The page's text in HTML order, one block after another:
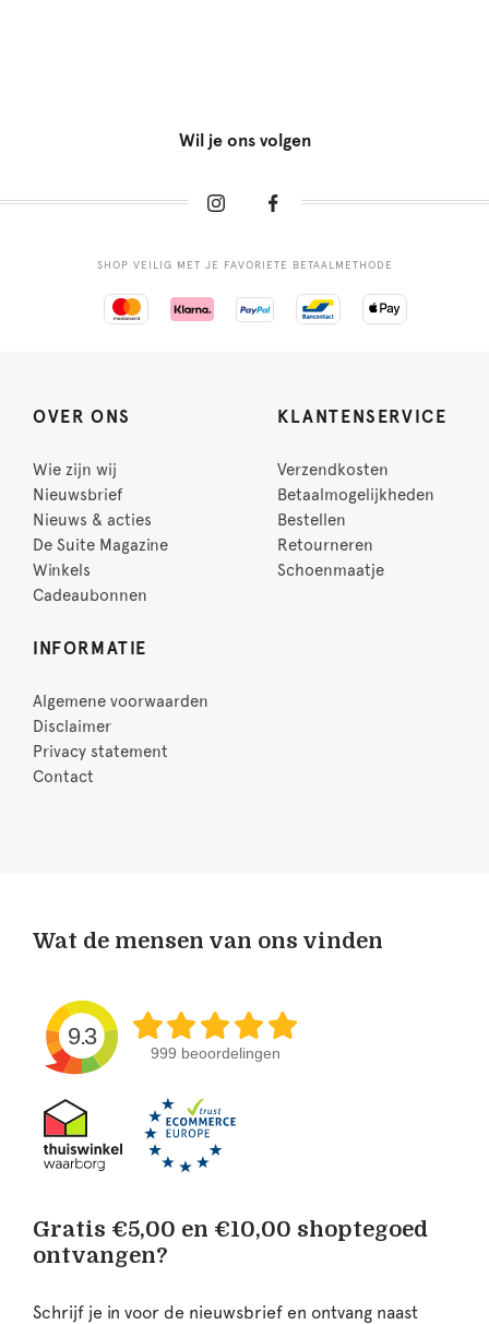
Wil je ons volgen
SHOP VEILIG MET JE FAVORIETE BETAALMETHODE
OVER ONS
Wie zijn wij
Nieuwsbrief
Nieuws & acties
De Suite Magazine
Winkels
Cadeaubonnen
KLANTENSERVICE
Verzendkosten
Betaalmogelijkheden
Bestellen
Retourneren
Schoenmaatje
INFORMATIE
Algemene voorwaarden
Disclaimer
Privacy statement
Contact
Wat de mensen van ons vinden
9.3
999 beoordelingen
Gratis €5,00 en €10,00 shoptegoed
ontvangen?
Schrijf je in voor de nieuwsbrief en ontvang naast